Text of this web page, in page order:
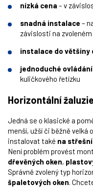
nízká cena – v
snadná instalace –
závislosti na
instalace do většiny
jednoduché ovládání
kuličkového řetízku
Horizontální žaluzie
Jedná se o klasické a
menší, užší či běžně velká
instalovat také na
Není problém provést
dřevěných oken,
Správně zvolený typ
špaletových oken.